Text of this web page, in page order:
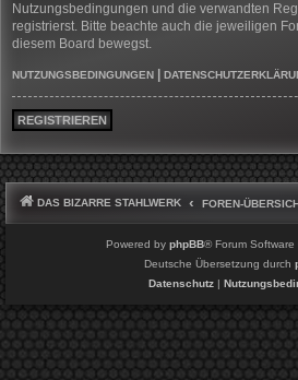
Nutzungsbedingungen und die verwandten
registrierst. Bitte beachte auch die jeweiligen
diesem Board bewegst.
NUTZUNGSBEDINGUNGEN
REGISTRIEREN
DAS BIZARRE STAHLWERK FOREN-
Powered by phpBB® Forum
Deutsche Übersetzung durch
Datenschutz|